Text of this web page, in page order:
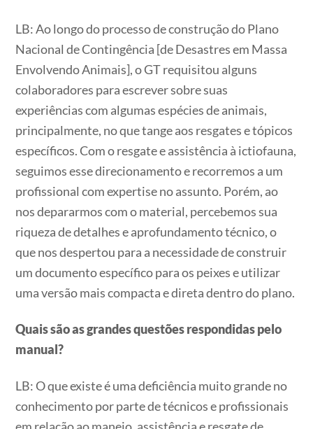
LB: Ao longo do processo de construção do Plano
Nacional de Contingência [de Desastres em Massa
Envolvendo Animais], o GT requisitou alguns
colaboradores para escrever sobre suas
experiências com algumas espécies de animais,
principalmente, no que tange aos resgates e tópicos
específicos. Com o resgate e assistência à ictiofauna,
seguimos esse direcionamento e recorremos a um
profissional com expertise no assunto. Porém, ao
nos depararmos com o material, percebemos sua
riqueza de detalhes e aprofundamento técnico, o
que nos despertou para a necessidade de construir
um documento específico para os peixes e utilizar
uma versão mais compacta e direta dentro do plano.
Quais são as grandes questões respondidas pelo
manual?
LB: O que existe é uma deficiência muito grande no
conhecimento por parte de técnicos e profissionais